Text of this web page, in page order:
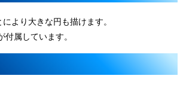
より大きな円も描けます。
属しています。